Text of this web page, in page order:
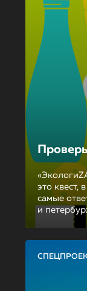
это квест,
самые
и